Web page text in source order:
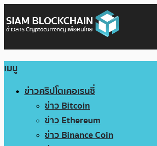
เมนู
ข่าวคริปโตเคอเรนซี่
ข่าว Bitcoin
ข่าว Ethereum
ข่าว Binance Coin